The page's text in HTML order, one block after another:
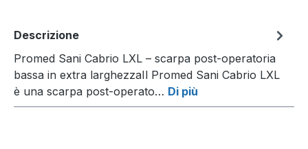
Descrizione
Promed Sani Cabrio LXL – scarpa post-operatoria
bassa in extra larghezzaIl Promed Sani Cabrio LXL
è una scarpa post-operato… Di più